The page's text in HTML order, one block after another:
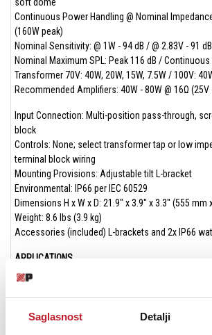
Saglasnost Detalji
Continuous Power Handling @ Nominal
(160W peak)
Nominal Sensitivity: @ 1W - 94 dB / @ 2.83V - 91 dB
Nominal Maximum SPL: Peak 116 dB / Continuous
Transformer 70V: 40W, 20W, 15W, 7.5W / 100V:
Recommended Amplifiers: 40W - 80W @ 16Ω (25V
Input Connection: Multi-position pass-through,
block
Controls: None; select transformer tap or low
terminal block wiring
Mounting Provisions: Adjustable tilt L-bracket
Environmental: IP66 per IEC 60529
Dimensions H x W x D: 21.9" x 3.9" x 3.3" (555 mm
Weight: 8.6 lbs (3.9 kg)
Accessories (included) L-brackets and 2x IP66
APPLICATIONS
Houses of Worship · Retail Outlets · Hotels
Auditoria · Theaters · Museums · Airports
Corporate Meeting Rooms